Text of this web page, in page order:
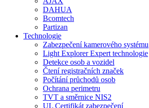
DAHUA
Bcomtech
Partizan
Technologie
Zabezpečení kamerového systému
Light Explorer Expert technologie
Detekce osob a vozidel
Čtení registračních značek
Počítání průchodů osob
Ochrana perimetru
TVT a směrnice NIS2
UL Certifikát zabezpečení